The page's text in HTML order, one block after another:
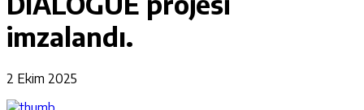
imzalandı.
2 Ekim 2025